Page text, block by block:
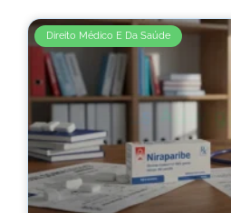
Direito Médico E Da Saúde